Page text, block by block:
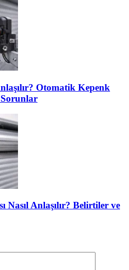
Otomatik Kepenk
Nasıl Anlaşılır? Belirtiler ve